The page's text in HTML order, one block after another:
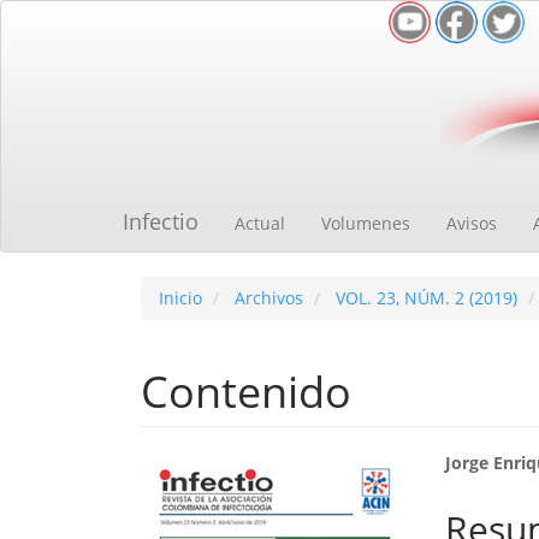
Infectio Actual Volumenes Avisos
Inicio Archivos VOL. 23, NÚM. 2 (2019)
Contenido
Barra
lateral
Jorge